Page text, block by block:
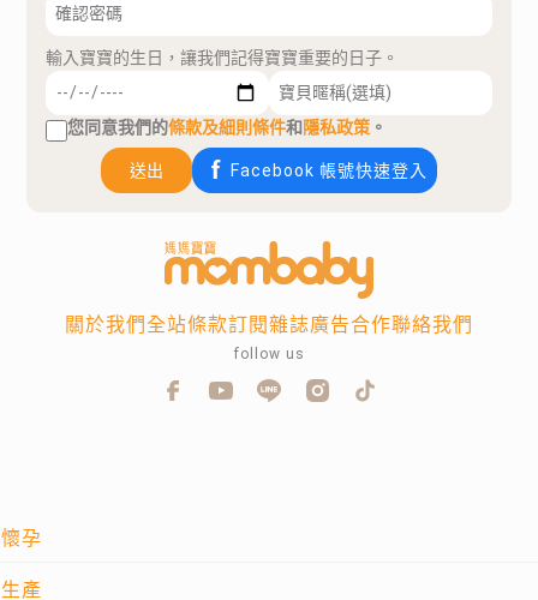
輸入寶寶的生日，讓我們記得寶寶重要的日子。
您同意我們的條款及細則條件和隱私政策 。
送出 Facebook 帳號快速登入
懷孕
生產
關於我們全站條款訂閱雜誌廣告合作聯絡我們
follow us